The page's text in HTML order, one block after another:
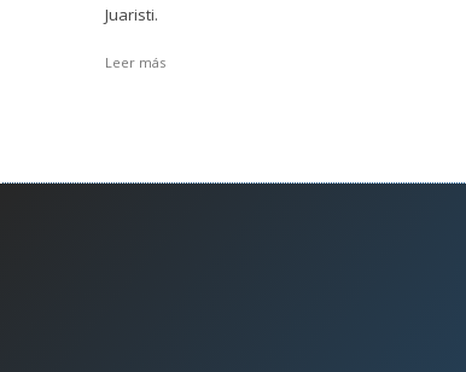
Juaristi.
Leer más